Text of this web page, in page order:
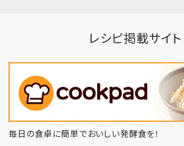
レシピ掲載サイト
毎日の食卓に簡単でおいしい発酵食を！